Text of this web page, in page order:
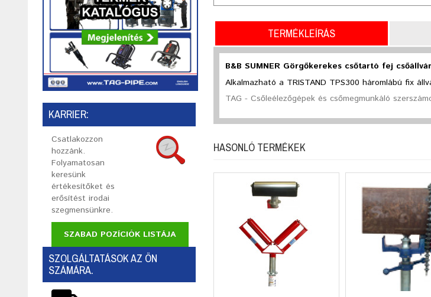
KARRIER:
Csatlakozzon
hozzánk.
Folyamatosan
keresünk
értékesítőket és
erősítést irodai
szegmensünkre.
SZABAD POZÍCIÓK LISTÁJA
SZOLGÁLTATÁSOK AZ ÖN
SZÁMÁRA.
TERMÉKLEÍRÁS
B&B SUMNER Görgőkerekes csőtartó fej
Alkalmazható a TRISTAND TPS300 háromlábú fix
TAG - Csőleélezőgépek és csőmegmunkáló
HASONLÓ TERMÉKEK